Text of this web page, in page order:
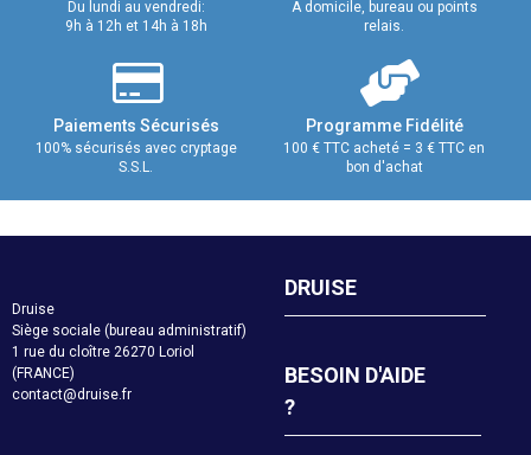
Du lundi au vendredi:
9h à 12h et 14h à 18h
A domicile, bureau ou points
relais.
Paiements Sécurisés
100% sécurisés avec cryptage
S.S.L.
Programme Fidélité
100 € TTC acheté = 3 € TTC en
bon d'achat
Druise
Siège sociale (bureau administratif)
1 rue du cloître 26270 Loriol
(FRANCE)
contact@druise.fr
DRUISE
BESOIN D'AIDE
?